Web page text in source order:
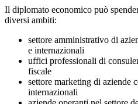
Il diplomato economico può
diversi ambiti:
settore amministrativo di
e internazionali
uffici professionali di
fiscale
settore marketing di aziende
internazionali